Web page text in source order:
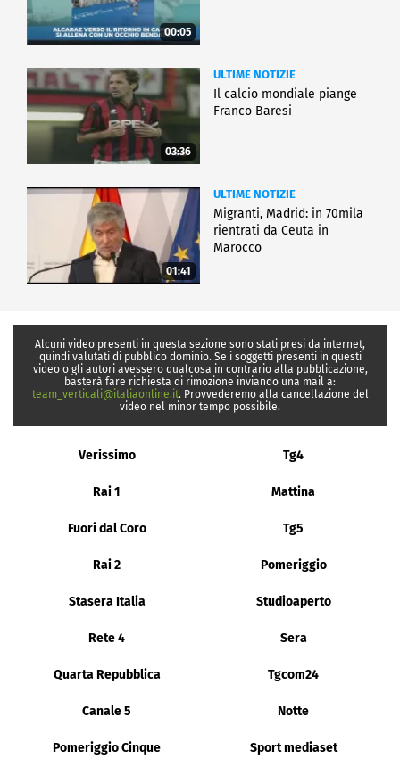
00:05
03:36
ULTIME NOTIZIE
Il calcio mondiale piange
Franco Baresi
01:41
ULTIME NOTIZIE
Migranti, Madrid: in 70mila
rientrati da Ceuta in
Marocco
Alcuni video presenti in questa sezione sono stati presi da internet,
quindi valutati di pubblico dominio. Se i soggetti presenti in questi
video o gli autori avessero qualcosa in contrario alla pubblicazione,
basterà fare richiesta di rimozione inviando una mail a:
team_verticali@italiaonline.it. Provvederemo alla cancellazione del
video nel minor tempo possibile.
Verissimo Tg4
Rai 1 Mattina
Fuori dal Coro Tg5
Rai 2 Pomeriggio
Stasera Italia Studioaperto
Rete 4 Sera
Quarta Repubblica Tgcom24
Canale 5 Notte
Pomeriggio Cinque Sport mediaset